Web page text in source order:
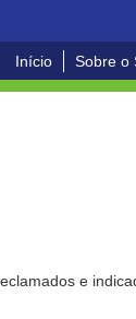
Início Sobre o
e